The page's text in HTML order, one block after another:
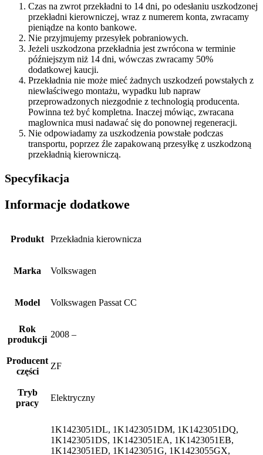
Czas na zwrot przekładni to 14 dni, po odesłaniu uszkodzonej
przekładni kierowniczej, wraz z numerem konta, zwracamy
pieniądze na konto bankowe.
Nie przyjmujemy przesyłek pobraniowych.
Jeżeli uszkodzona przekładnia jest zwrócona w terminie
późniejszym niż 14 dni, wówczas zwracamy 50%
dodatkowej kaucji.
Przekładnia nie może mieć żadnych uszkodzeń powstałych z
niewłaściwego montażu, wypadku lub napraw
przeprowadzonych niezgodnie z technologią producenta.
Powinna też być kompletna. Inaczej mówiąc, zwracana
maglownica musi nadawać się do ponownej regeneracji.
Nie odpowiadamy za uszkodzenia powstałe podczas
transportu, poprzez źle zapakowaną przesyłkę z uszkodzoną
przekładnią kierowniczą.
Specyfikacja
Informacje dodatkowe
Produkt Przekładnia kierownicza
Marka Volkswagen
Model Volkswagen Passat CC
Rok
produkcji
2008 –
Producent
części
ZF
Tryb
pracy
Elektryczny
1K1423051DL, 1K1423051DM, 1K1423051DQ,
1K1423051DS, 1K1423051EA, 1K1423051EB,
1K1423051ED, 1K1423051G, 1K1423055GX,